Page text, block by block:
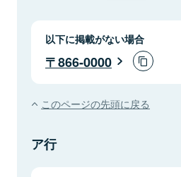
以下に掲載がない場合
866-0000
このページの先頭に戻る
ア行